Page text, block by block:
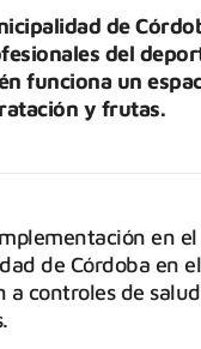
de
del
funciona un
y frutas.
en
de Córdoba en
a controles de